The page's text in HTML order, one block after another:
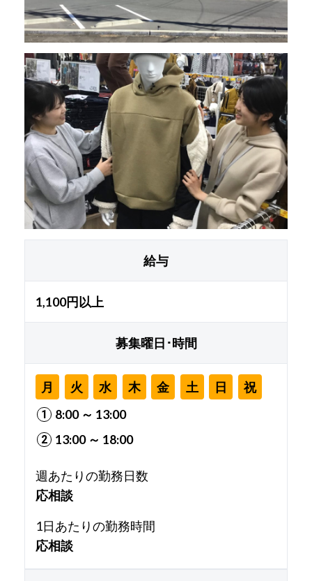
給与
1,100円以上
募集曜日･時間
月 火 水 木 金 土 日
祝
8:00 ～ 13:00
13:00 ～ 18:00
週あたりの勤務日数
応相談
1日あたりの勤務時間
応相談